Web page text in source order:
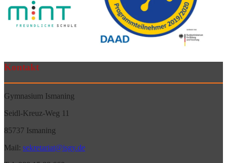
Kontakt
Gymnasium Ismaning
Seidl-Kreuz-Weg 11
85737 Ismaning
Mail: sekretariat@isgy.de